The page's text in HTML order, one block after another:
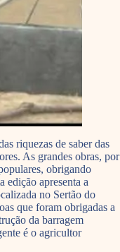
riquezas de saber das
As grandes obras, por
obrigando
edição apresenta a
no Sertão do
que foram obrigadas a
da barragem
é o agricultor